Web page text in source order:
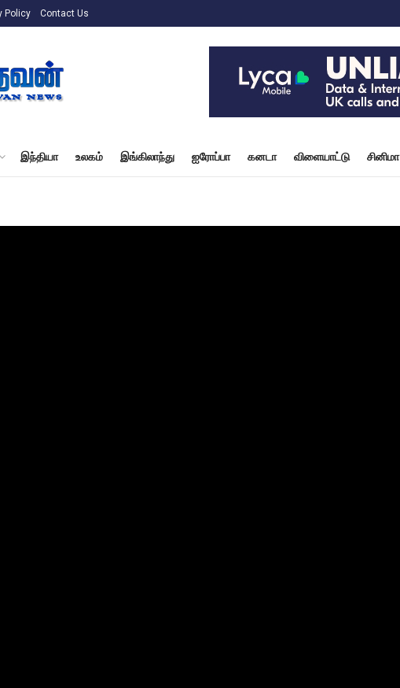
Policy Contact Us
இந்தியா உலகம் இங்கிலாந்து ஐரோப்பா கனடா விளையாட்டு சினிமா